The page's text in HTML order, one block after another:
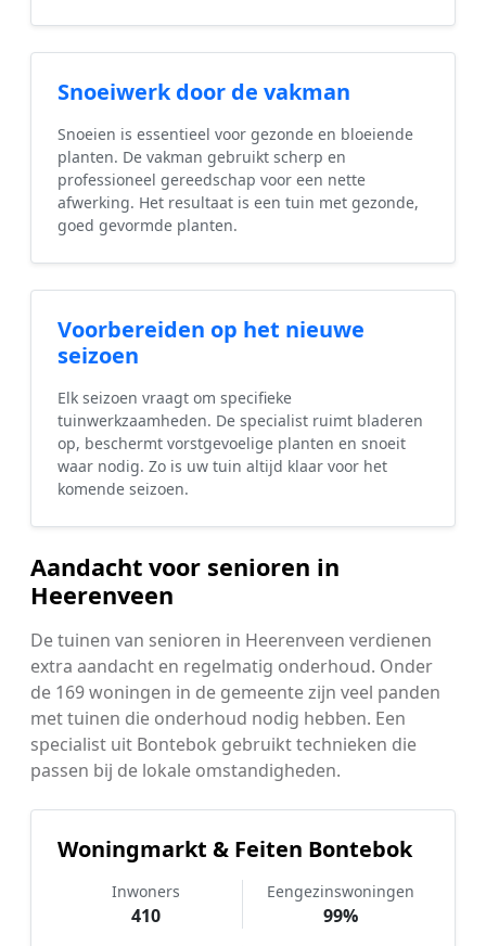
Snoeiwerk door de vakman
Snoeien is essentieel voor gezonde en bloeiende
planten. De vakman gebruikt scherp en
professioneel gereedschap voor een nette
afwerking. Het resultaat is een tuin met gezonde,
goed gevormde planten.
Voorbereiden op het nieuwe
seizoen
Elk seizoen vraagt om specifieke
tuinwerkzaamheden. De specialist ruimt bladeren
op, beschermt vorstgevoelige planten en snoeit
waar nodig. Zo is uw tuin altijd klaar voor het
komende seizoen.
Aandacht voor senioren in
Heerenveen
De tuinen van senioren in Heerenveen verdienen
extra aandacht en regelmatig onderhoud. Onder
de 169 woningen in de gemeente zijn veel panden
met tuinen die onderhoud nodig hebben. Een
specialist uit Bontebok gebruikt technieken die
passen bij de lokale omstandigheden.
Woningmarkt & Feiten Bontebok
Inwoners
410
Eengezinswoningen
99%